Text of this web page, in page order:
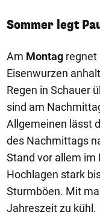
Sommer legt
Am Montag regnet
Eisenwurzen
Regen in Schauer
sind am
Allgemeinen lässt
des Nachmittags
Stand vor allem im
Hochlagen stark
Sturmböen. Mit
Jahreszeit zu kühl.